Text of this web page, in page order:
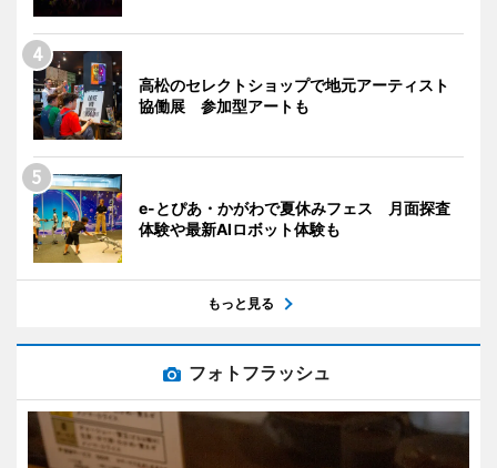
高松のセレクトショップで地元アーティスト
協働展 参加型アートも
e-とぴあ・かがわで夏休みフェス 月面探査
体験や最新AIロボット体験も
もっと見る
フォトフラッシュ